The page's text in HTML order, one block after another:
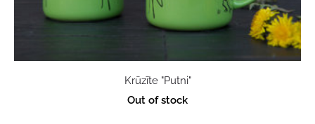
Krūzīte "Putni"
Out of stock